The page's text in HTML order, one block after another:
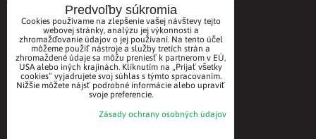
+421356421513
Mobil:+421901712584
Email:office@biovitae.sk
AKCEPTUJEME PLATBY KARTOU
Predvoľby súkromia
Cookies používame na zlepšenie vašej návštevy tejto
webovej stránky, analýzu jej výkonnosti a
zhromažďovanie údajov o jej používaní. Na tento účel
môžeme použiť nástroje a služby tretích strán a
zhromaždené údaje sa môžu preniesť k partnerom v EÚ,
USA alebo iných krajinách. Kliknutím na „Prijať všetky
cookies“ vyjadrujete svoj súhlas s týmto spracovaním.
Nižšie môžete nájsť podrobné informácie alebo upraviť
svoje preferencie.
Zásady ochrany osobných údajov